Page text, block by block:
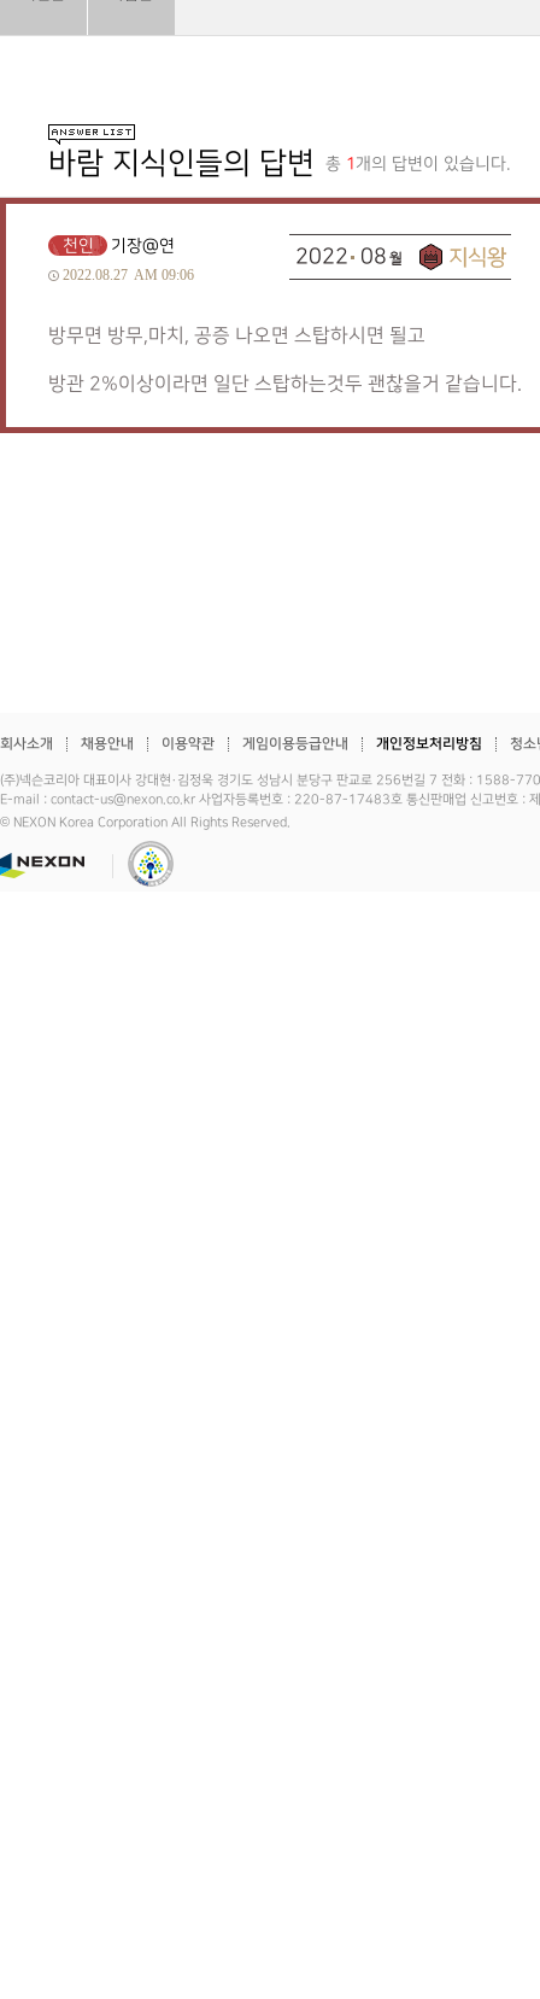
바람 지식인들의 답변 총 1 개의 답변이 있습니다.
천인 기장@연
2022.08.27 AM 09:06
방무면 방무,마치, 공증 나오면 스탑하시면 될고
방관 2%이상이라면 일단 스탑하는것두 괜찮을거 같습니다.
2022 08
회사소개 채용안내 이용약관 게임이용등급안내 개인정보처리방침 청소
(주)넥슨코리아 대표이사 강대현·김정욱 경기도 성남시 분당구 판교로 256번길 7 전화 :
E-mail : contact-us@nexon.co.kr 사업자등록번호 : 220-87-17483호 통신판매업 신고번호 :
© NEXON Korea Corporation All Rights Reserved.